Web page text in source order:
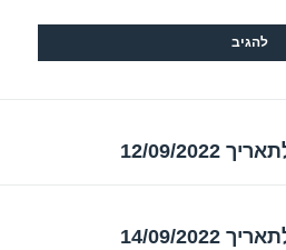
09/2022
09/2022